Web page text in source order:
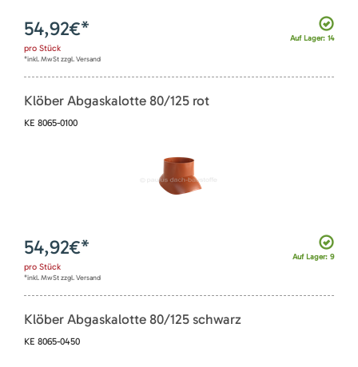
Auf Lager: 14
54,92€*
pro Stück
*inkl. MwSt zzgl. Versand
Klöber Abgaskalotte 80/125 rot
KE 8065-0100
Auf Lager: 9
54,92€*
pro Stück
*inkl. MwSt zzgl. Versand
Klöber Abgaskalotte 80/125 schwarz
KE 8065-0450